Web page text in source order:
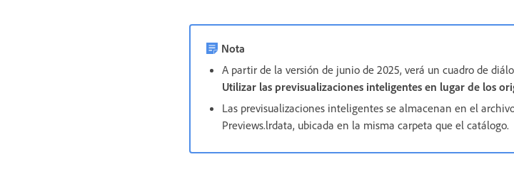
Nota
A partir de la versión de junio de 2025, verá un cuadro de
Utilizar las previsualizaciones inteligentes en lugar de los
Las previsualizaciones inteligentes se almacenan en el
Previews.lrdata, ubicada en la misma carpeta que el catálogo.